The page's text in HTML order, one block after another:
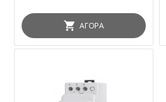
ΑΓΟΡΆ